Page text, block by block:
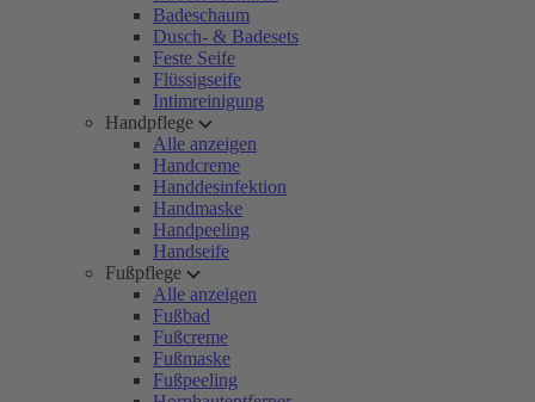
Badeschaum
Dusch- & Badesets
Feste Seife
Flüssigseife
Intimreinigung
Handpflege
Alle anzeigen
Handcreme
Handdesinfektion
Handmaske
Handpeeling
Handseife
Fußpflege
Alle anzeigen
Fußbad
Fußcreme
Fußmaske
Fußpeeling